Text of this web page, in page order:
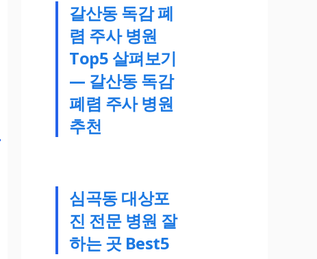
갈산동 독감 폐
렴 주사 병원
Top5 살펴보기
— 갈산동 독감
폐렴 주사 병원
추천
심곡동 대상포
진 전문 병원 잘
하는 곳 Best5